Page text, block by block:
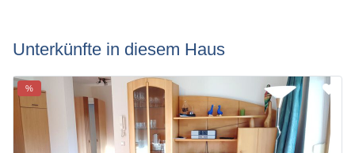
Unterkünfte in diesem Haus
%